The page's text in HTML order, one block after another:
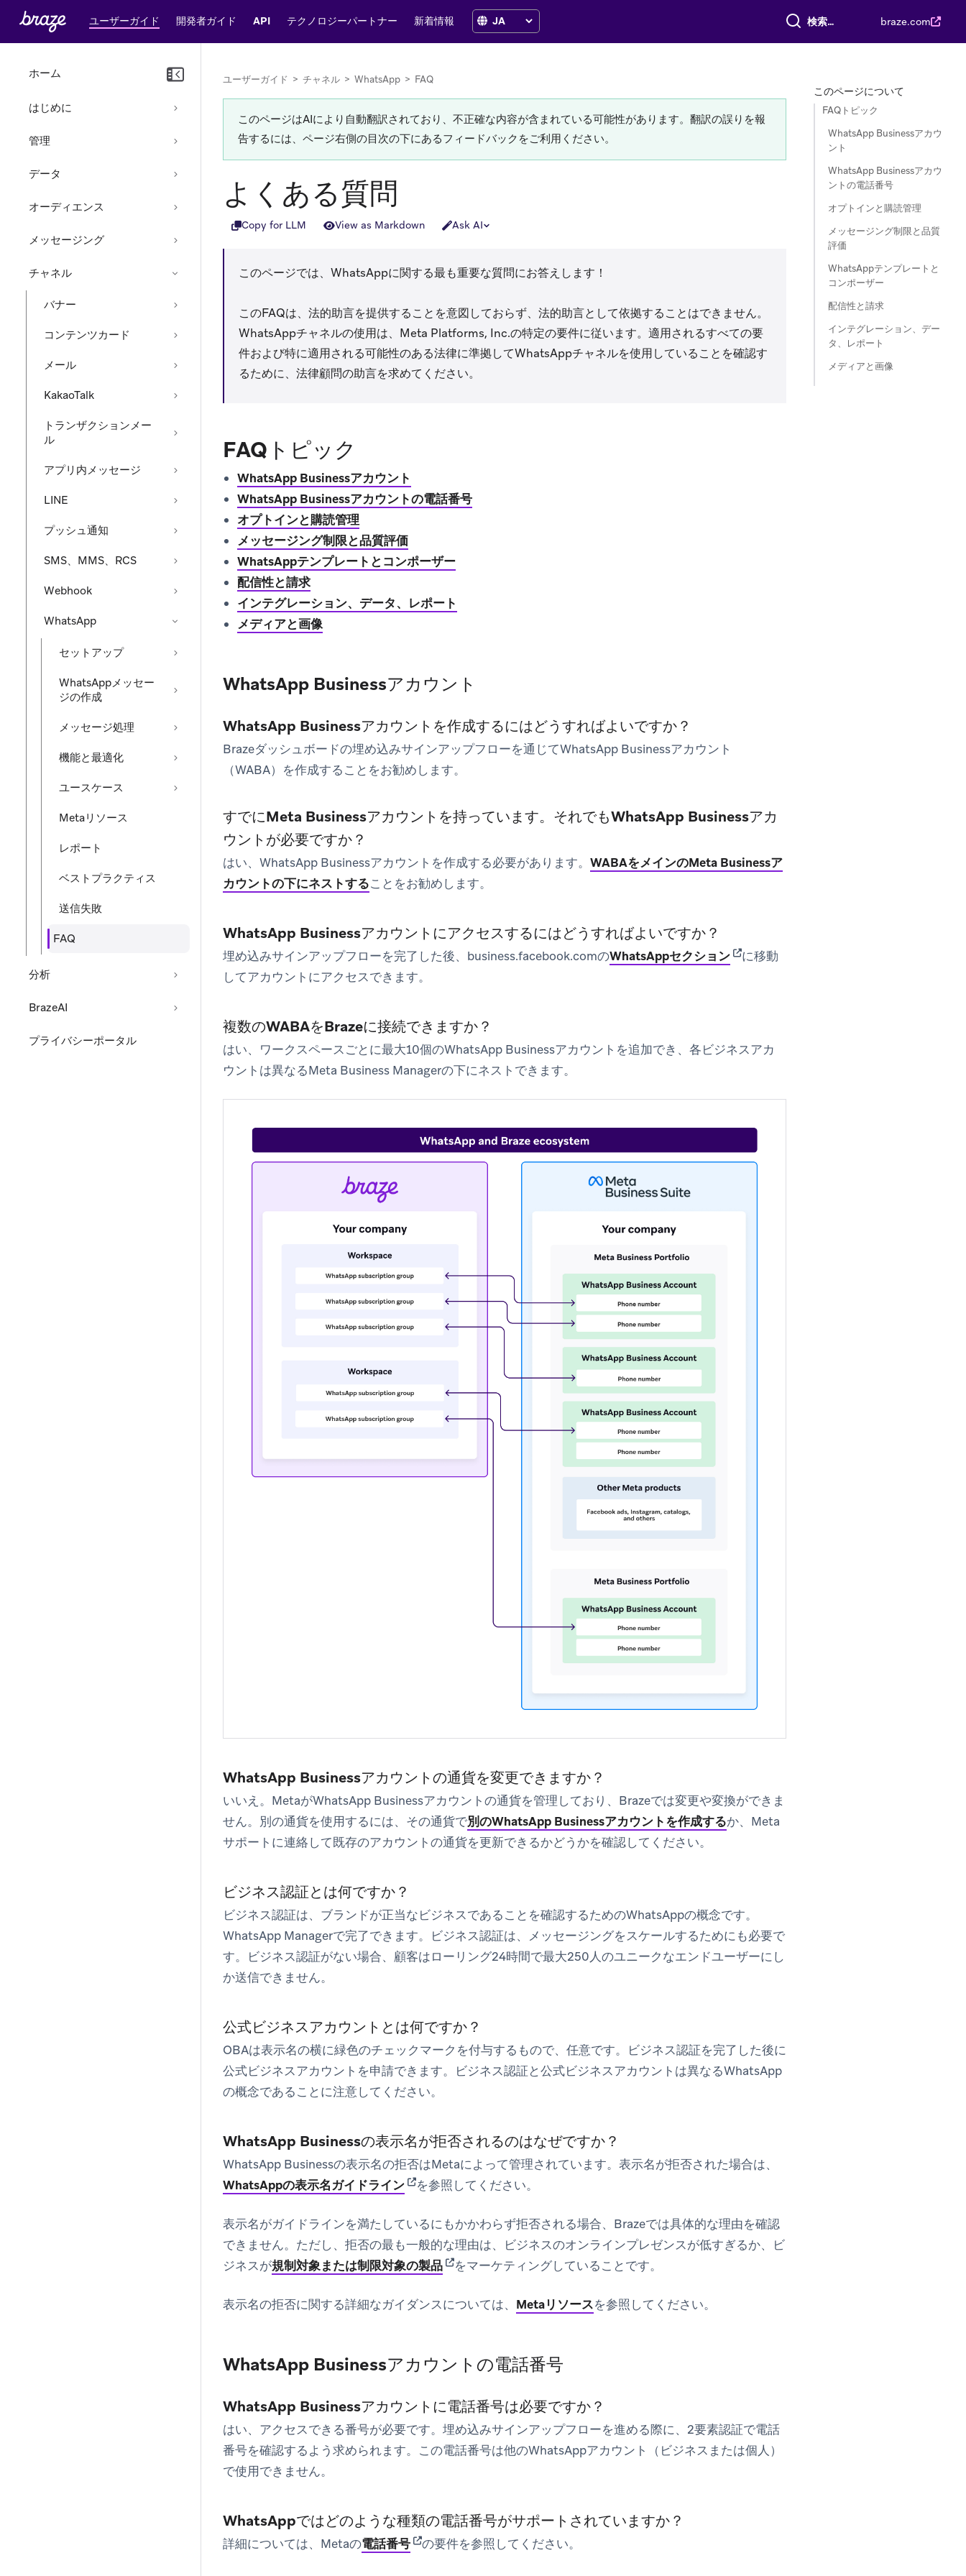
ユーザーガイド 開発者ガイド API テクノロジーパートナー 新着情報 すべて検索 braze.com
ホーム
はじめに
管理
データ
オーディエンス
メッセージング
チャネル
バナー
コンテンツカード
メール
KakaoTalk
トランザクションメー
ル
アプリ内メッセージ
LINE
プッシュ通知
SMS、MMS、RCS
Webhook
WhatsApp
セットアップ
WhatsAppメッセー
ジの作成
メッセージ処理
機能と最適化
ユースケース
Metaリソース
レポート
ベストプラクティス
送信失敗
FAQ
分析
BrazeAI
プライバシーポータル
ユーザーガイド > チャネル > WhatsApp > FAQ
このページはAIにより自動翻訳されており、不正確な内容が含まれている可能性があります。翻訳の誤りを報
告するには、ページ右側の目次の下にあるフィードバックをご利用ください。
よくある質問
Copy for LLM View as Markdown Ask AI
このページでは、WhatsAppに関する最も重要な質問にお答えします！
このFAQは、法的助言を提供することを意図しておらず、法的助言として依拠することはできません。
WhatsAppチャネルの使用は、Meta Platforms, Inc.の特定の要件に従います。適用されるすべての要
件および特に適用される可能性のある法律に準拠してWhatsAppチャネルを使用していることを確認す
るために、法律顧問の助言を求めてください。
FAQトピック
WhatsApp Businessアカウント
WhatsApp Businessアカウントの電話番号
オプトインと購読管理
メッセージング制限と品質評価
WhatsAppテンプレートとコンポーザー
配信性と請求
インテグレーション、データ、レポート
メディアと画像
WhatsApp Businessアカウント
WhatsApp Businessアカウントを作成するにはどうすればよいですか？
Brazeダッシュボードの埋め込みサインアップフローを通じてWhatsApp Businessアカウント
（WABA）を作成することをお勧めします。
すでにMeta Businessアカウントを持っています。それでもWhatsApp Businessアカ
ウントが必要ですか？
はい、WhatsApp Businessアカウントを作成する必要があります。 WABAをメインのMeta Businessア
カウントの下にネストすることをお勧めします。
WhatsApp Businessアカウントにアクセスするにはどうすればよいですか？
埋め込みサインアップフローを完了した後、business.facebook.comのWhatsAppセクション(opens in new tab)
に移動
してアカウントにアクセスできます。
複数のWABAをBrazeに接続できますか？
はい、ワークスペースごとに最大10個のWhatsApp Businessアカウントを追加でき、各ビジネスアカ
ウントは異なるMeta Business Managerの下にネストできます。
WhatsApp Businessアカウントの通貨を変更できますか？
いいえ。MetaがWhatsApp Businessアカウントの通貨を管理しており、Brazeでは変更や変換ができま
せん。別の通貨を使用するには、その通貨で別のWhatsApp Businessアカウントを作成するか、Meta
サポートに連絡して既存のアカウントの通貨を更新できるかどうかを確認してください。
ビジネス認証とは何ですか？
ビジネス認証は、ブランドが正当なビジネスであることを確認するためのWhatsAppの概念です。
WhatsApp Managerで完了できます。ビジネス認証は、メッセージングをスケールするためにも必要で
す。ビジネス認証がない場合、顧客はローリング24時間で最大250人のユニークなエンドユーザーにし
か送信できません。
公式ビジネスアカウントとは何ですか？
OBAは表示名の横に緑色のチェックマークを付与するもので、任意です。ビジネス認証を完了した後に
公式ビジネスアカウントを申請できます。ビジネス認証と公式ビジネスアカウントは異なるWhatsApp
の概念であることに注意してください。
WhatsApp Businessの表示名が拒否されるのはなぜですか？
WhatsApp Businessの表示名の拒否はMetaによって管理されています。表示名が拒否された場合は、
WhatsAppの表示名ガイドライン(opens in new tab)
を参照してください。
表示名がガイドラインを満たしているにもかかわらず拒否される場合、Brazeでは具体的な理由を確認
できません。ただし、拒否の最も一般的な理由は、ビジネスのオンラインプレゼンスが低すぎるか、ビ
ジネスが規制対象または制限対象の製品(opens in new tab)
をマーケティングしていることです。
表示名の拒否に関する詳細なガイダンスについては、 Metaリソースを参照してください。
WhatsApp Businessアカウントの電話番号
WhatsApp Businessアカウントに電話番号は必要ですか？
はい、アクセスできる番号が必要です。埋め込みサインアップフローを進める際に、2要素認証で電話
番号を確認するよう求められます。この電話番号は他のWhatsAppアカウント（ビジネスまたは個人）
で使用できません。
WhatsAppではどのような種類の電話番号がサポートされていますか？
詳細については、Metaの電話番号(opens in new tab)
の要件を参照してください。
このページについて
FAQトピック
WhatsApp Businessアカウ
ント
WhatsApp Businessアカウ
ントの電話番号
オプトインと購読管理
メッセージング制限と品質
評価
WhatsAppテンプレートと
コンポーザー
配信性と請求
インテグレーション、デー
タ、レポート
メディアと画像